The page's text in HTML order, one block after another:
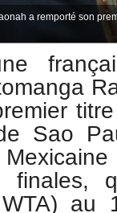
a remporté son
Sao
finales,
au